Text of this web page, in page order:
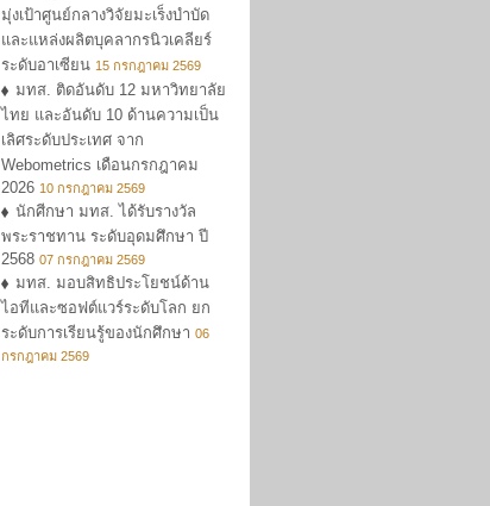
มุ่งเป้าศูนย์กลางวิจัยมะเร็งบำบัด
และแหล่งผลิตบุคลากรนิวเคลียร์
ระดับอาเซียน 15 กรกฎาคม 2569
มทส. ติดอันดับ 12 มหาวิทยาลัย
ไทย และอันดับ 10 ด้านความเป็น
เลิศระดับประเทศ จาก
Webometrics เดือนกรกฎาคม
2026 10 กรกฎาคม 2569
นักศีกษา มทส. ได้รับรางวัล
พระราชทาน ระดับอุดมศึกษา ปี
2568 07 กรกฎาคม 2569
มทส. มอบสิทธิประโยชน์ด้าน
ไอทีและซอฟต์แวร์ระดับโลก ยก
ระดับการเรียนรู้ของนักศึกษา 06
กรกฎาคม 2569